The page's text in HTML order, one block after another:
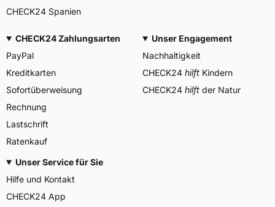
CHECK24 Spanien
CHECK24 Zahlungsarten
PayPal
Kreditkarten
Sofortüberweisung
Rechnung
Lastschrift
Ratenkauf
Unser Engagement
Nachhaltigkeit
CHECK24 hilft Kindern
CHECK24 hilft der Natur
Unser Service für Sie
Hilfe und Kontakt
CHECK24 App